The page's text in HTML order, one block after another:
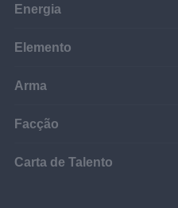
Energia
Elemento
Arma
Facção
Carta de Talento